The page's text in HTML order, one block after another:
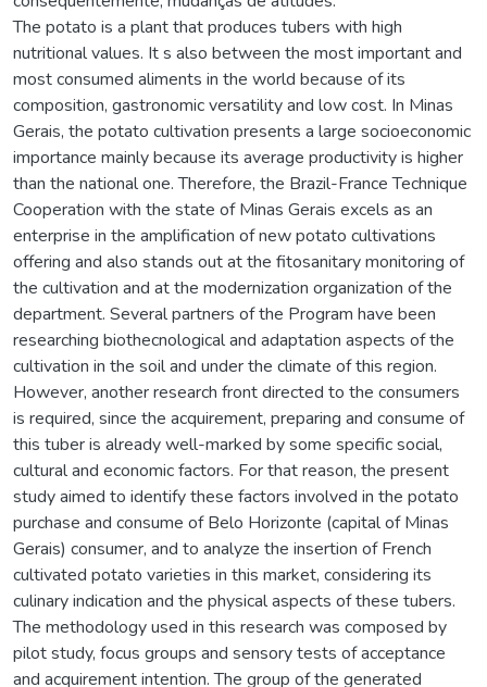
The potato is a plant that produces tubers with high
nutritional values. It s also between the most important and
most consumed aliments in the world because of its
composition, gastronomic versatility and low cost. In Minas
Gerais, the potato cultivation presents a large socioeconomic
importance mainly because its average productivity is higher
than the national one. Therefore, the Brazil-France Technique
Cooperation with the state of Minas Gerais excels as an
enterprise in the amplification of new potato cultivations
offering and also stands out at the fitosanitary monitoring of
the cultivation and at the modernization organization of the
department. Several partners of the Program have been
researching biothecnological and adaptation aspects of the
cultivation in the soil and under the climate of this region.
However, another research front directed to the consumers
is required, since the acquirement, preparing and consume of
this tuber is already well-marked by some specific social,
cultural and economic factors. For that reason, the present
study aimed to identify these factors involved in the potato
purchase and consume of Belo Horizonte (capital of Minas
Gerais) consumer, and to analyze the insertion of French
cultivated potato varieties in this market, considering its
culinary indication and the physical aspects of these tubers.
The methodology used in this research was composed by
pilot study, focus groups and sensory tests of acceptance
and acquirement intention. The group of the generated